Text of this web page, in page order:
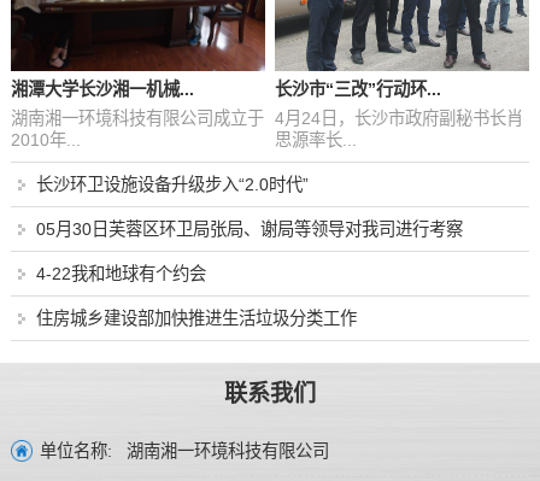
湘潭大学长沙湘一机械...
湖南湘一环境科技有限公司成立于
2010年...
长沙市“三改”行动环...
4月24日，长沙市政府副秘书长肖
思源率长...
长沙环卫设施设备升级步入“2.0时代”
05月30日芙蓉区环卫局张局、谢局等领导对我司进行考察
4-22我和地球有个约会
住房城乡建设部加快推进生活垃圾分类工作
联系我们
单位名称: 湖南湘一环境科技有限公司